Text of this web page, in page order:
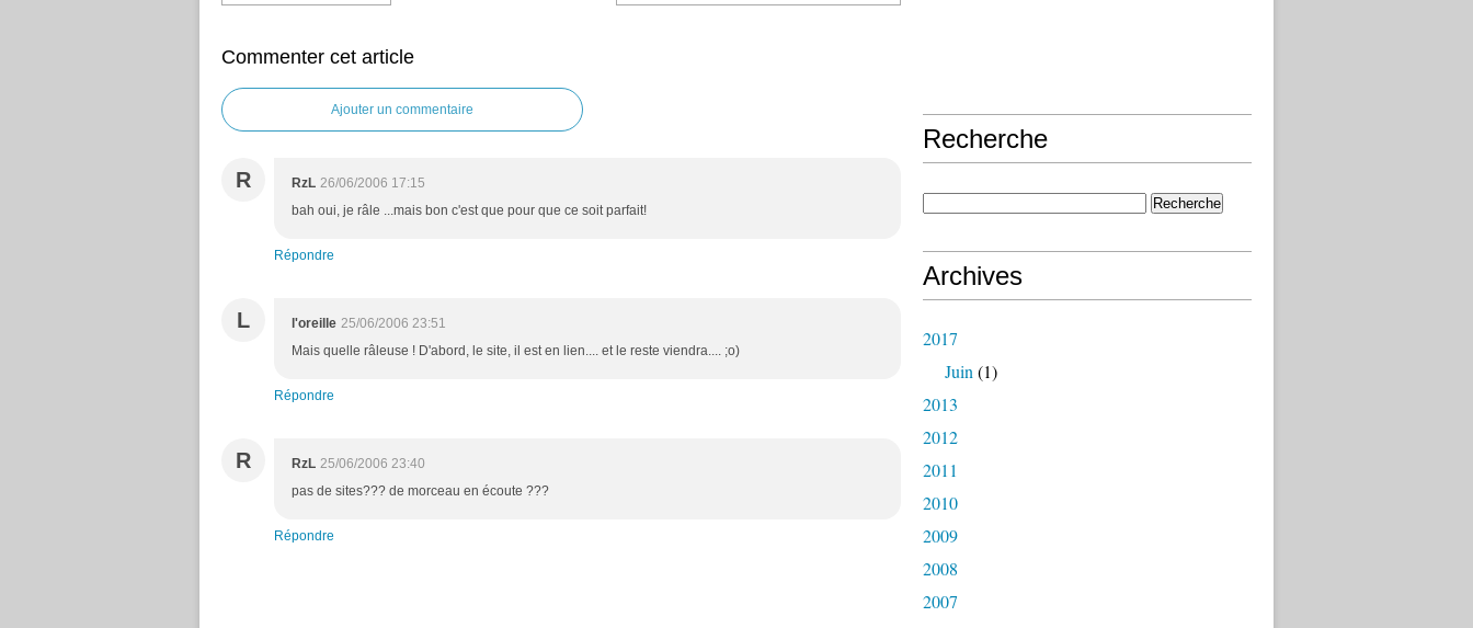
Commenter cet article
Ajouter un commentaire
R RzL 26/06/2006 17:15
bah oui, je râle ...mais bon c'est que pour que ce soit parfait!
Répondre
L l'oreille 25/06/2006 23:51
Mais quelle râleuse ! D'abord, le site, il est en lien.... et le reste viendra.... ;o)
Répondre
R RzL 25/06/2006 23:40
pas de sites??? de morceau en écoute ???
Répondre
Recherche
Archives
2017
Juin (1)
2013
2012
2011
2010
2009
2008
2007